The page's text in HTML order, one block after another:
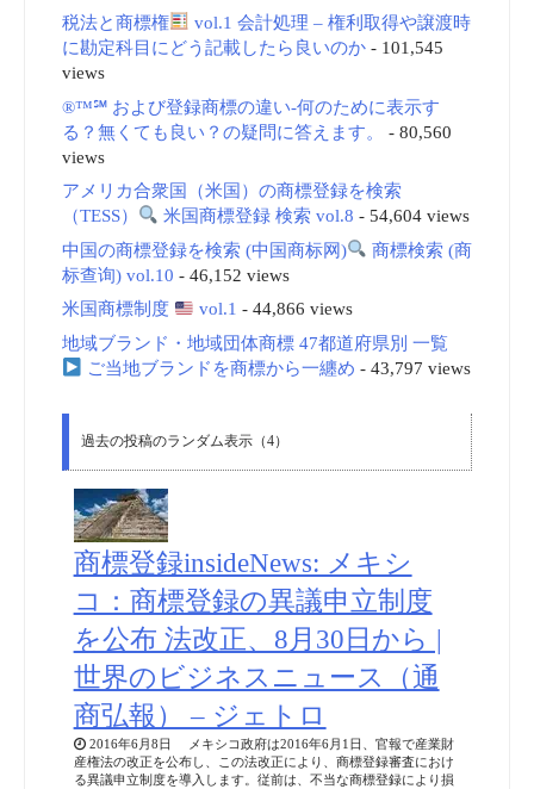
税法と商標権
vol.1 会計処理 – 権利取得や譲渡時
に勘定科目にどう記載したら良いのか- 101,545
views
®™℠ および登録商標の違い-何のために表示す
る？無くても良い？の疑問に答えます。
- 80,560
views
アメリカ合衆国（米国）の商標登録を検索
（TESS）
米国商標登録 検索 vol.8 - 54,604 views
中国の商標登録を検索 (中国商标网)
商標検索 (商
标查询) vol.10 - 46,152 views
米国商標制度
vol.1 - 44,866 views
地域ブランド・地域団体商標 47都道府県別 一覧
ご当地ブランドを商標から一纏め - 43,797 views
過去の投稿のランダム表示（4）
商標登録insideNews: メキシ
コ：商標登録の異議申立制度
を公布 法改正、8月30日から |
世界のビジネスニュース（通
商弘報） – ジェトロ
2016年6月8日 メキシコ政府は2016年6月1日、官報で産業財
産権法の改正を公布し、この法改正により、商標登録審査におけ
る異議申立制度を導入します。従前は、不当な商標登録により損